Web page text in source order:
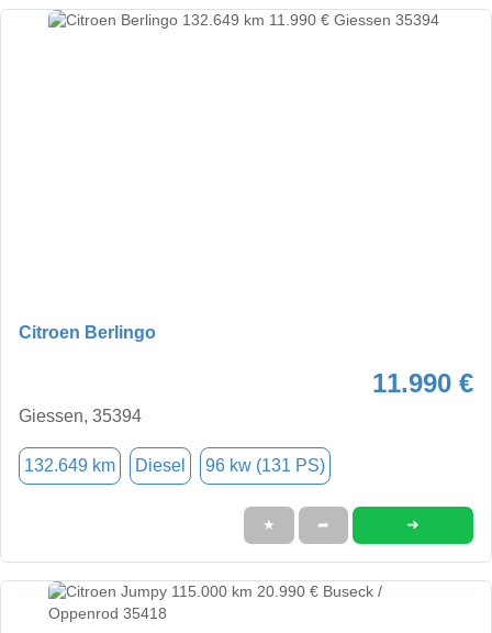
Citroen Berlingo
11.990 €
Giessen, 35394
132.649 km Diesel 96 kw (131 PS)
★ ➦ ➜